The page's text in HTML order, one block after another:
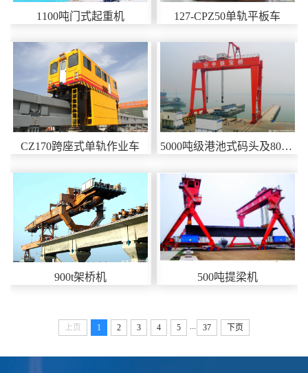
1100吨门式起重机 127-CPZ50单轨平板车
CZ170跨座式单轨作业车 5000吨级港池式码头及800吨门式起重机
900t架桥机 500吨提梁机
上页 1 2 3 4 5 ... 37 下页